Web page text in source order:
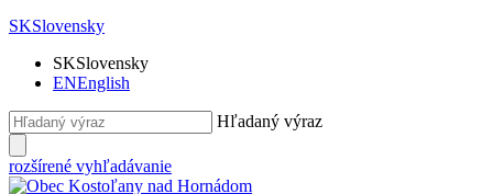
SKSlovensky
SKSlovensky
ENEnglish
Hľadaný výraz
rozšírené vyhľadávanie